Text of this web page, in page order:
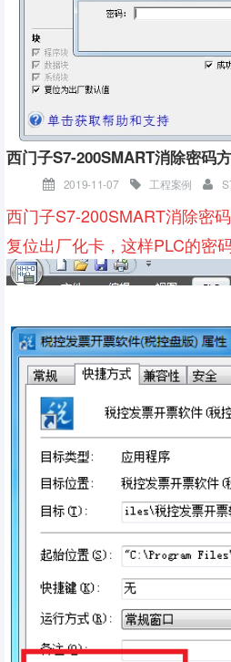
昆山工控论坛诚招版主、海量资料
西门子S7-200SMART消除密码
2019-11-07 工程案例
西门子S7-200SMART消除密
复位出厂化卡，这样PLC的密